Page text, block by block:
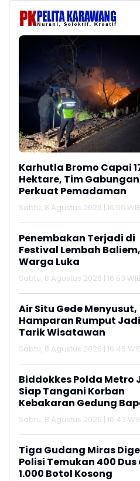
Karhutla Bromo Capai
Hektare, Tim Gabungan
Perkuat Pemadaman
Sabtu, 8 Agustus 2026 | 16:56 WIB
Penembakan Terjadi di
Festival Lembah
Warga Luka
Sabtu, 8 Agustus 2026 | 16:53 WIB
Air Situ Gede Menyusut,
Hamparan Rumput
Tarik Wisatawan
Sabtu, 8 Agustus 2026 | 16:46
Biddokkes Polda Metro
Siap Tangani Korban
Kebakaran Gedung
Sabtu, 8 Agustus 2026 | 16:43
Tiga Gudang Miras
Polisi Temukan 400 Dus
1.000 Botol Kosong